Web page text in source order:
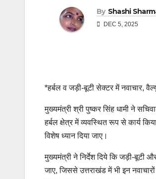
By Shashi
DEC 5, 2025
*हर्बल व जड़ी-बूटी सेक्टर में नवाचार,
मुख्यमंत्री श्री पुष्कर सिंह धामी ने
हर्बल क्षेत्र में व्यवस्थित रूप से कार्य
विशेष ध्यान दिया जाए।
मुख्यमंत्री ने निर्देश दिये कि जड़ी-बूटी
जाए, जिससे उत्तराखंड में भी इन